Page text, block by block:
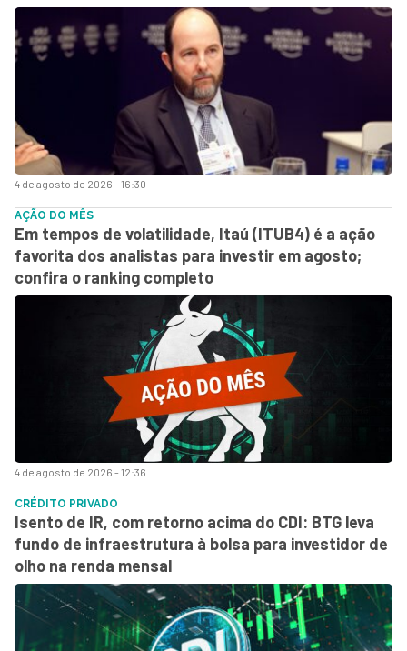
4 de agosto de 2026 - 16:30
4 de agosto de 2026 - 12:36
AÇÃO DO MÊS
Em tempos de volatilidade, Itaú (ITUB4) é a ação
favorita dos analistas para investir em agosto;
confira o ranking completo
CRÉDITO PRIVADO
Isento de IR, com retorno acima do CDI: BTG leva
fundo de infraestrutura à bolsa para investidor de
olho na renda mensal